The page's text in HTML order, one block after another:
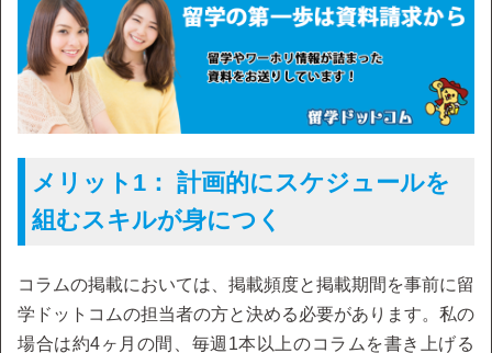
メリット1： 計画的にスケジュールを
組むスキルが身につく
コラムの掲載においては、掲載頻度と掲載期間を事前に留
学ドットコムの担当者の方と決める必要があります。私の
場合は約4ヶ月の間、毎週1本以上のコラムを書き上げる